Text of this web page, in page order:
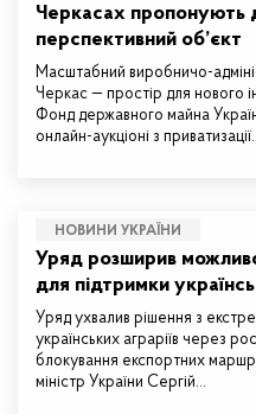
Черкасах пропонують
перспективний об’єкт
Масштабний виробничо-
Черкас — простір для нового
Фонд державного майна
онлайн-аукціоні з
НОВИНИ УКРАЇНИ
Уряд розширив
для підтримки
Уряд ухвалив рішення з
українських аграріїв через
блокування експортних
міністр України Сергій…